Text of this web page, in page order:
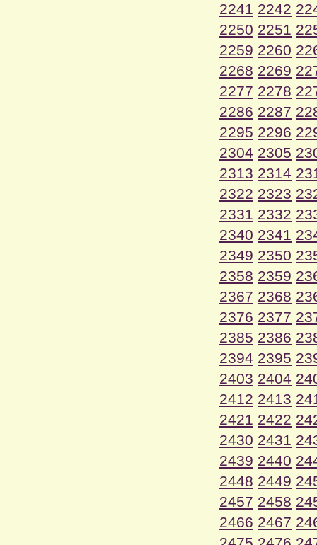
2241 2242
2250 2251
2259 2260
2268 2269
2277 2278
2286 2287
2295 2296
2304 2305
2313 2314
2322 2323
2331 2332
2340 2341
2349 2350
2358 2359
2367 2368
2376 2377
2385 2386
2394 2395
2403 2404
2412 2413
2421 2422
2430 2431
2439 2440
2448 2449
2457 2458
2466 2467